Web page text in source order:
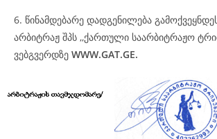
6. წინამდებარე დადგენილება
არბიტრაჟ შპს ,,ქართული საარბიტრაჟო
ვებგვერდზე WWW.GAT.GE.